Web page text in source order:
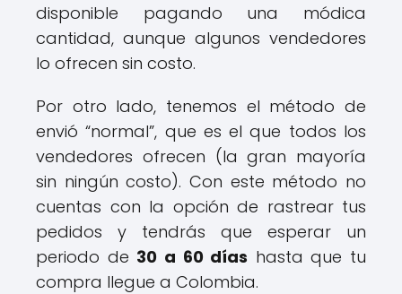
disponible pagando una módica
cantidad, aunque algunos vendedores
lo ofrecen sin costo.
Por otro lado, tenemos el método de
envió “normal”, que es el que todos los
vendedores ofrecen (la gran mayoría
sin ningún costo). Con este método no
cuentas con la opción de rastrear tus
pedidos y tendrás que esperar un
periodo de 30 a 60 días hasta que tu
compra llegue a Colombia.